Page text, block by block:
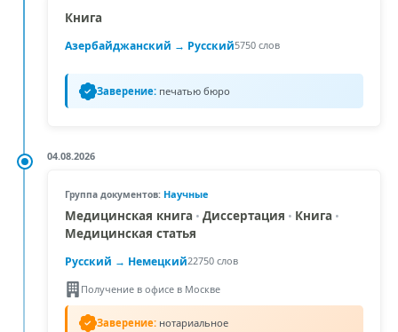
Книга
Азербайджанский → Русский5750 слов
Заверение:печатью бюро
04.08.2026
Группа документов: Научные
Медицинская книга • Диссертация • Книга •
Медицинская статья
Русский → Немецкий22750 слов
Получение в офисе в Москве
Заверение:нотариальное